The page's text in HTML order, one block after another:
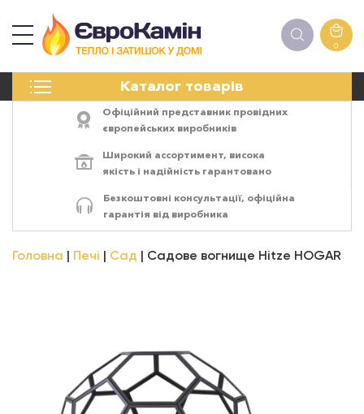
0
Каталог товарів
ПЕЧІ
ЕЛЕКТРОКАМІНИ
АКСЕСУАРИ
Офіційний представник провідних
європейських виробників
Широкий ассортимент, висока
якість і надійність гарантовано
Безкоштовні консультації, офіційна
гарантія від виробника
Головна Печі Сад Садове вогнище Hitze HOGAR